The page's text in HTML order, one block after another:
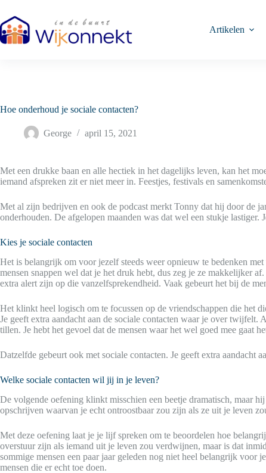
naar
de
inhoud
Artikelen
Hoe onderhoud je sociale contacten?
George april 15, 2021
Met een drukke baan en alle hectiek in het dagelijks leven, kan het
iemand afspreken zit er niet meer in. Feestjes, festivals en
Met al zijn bedrijven en ook de podcast merkt Tonny dat hij door de
onderhouden. De afgelopen maanden was dat wel een stukje lastiger.
Kies je sociale contacten
Het is belangrijk om voor jezelf steeds weer opnieuw te bedenken
mensen snappen wel dat je het druk hebt, dus zeg je ze makkelijker
extra alert zijn op die vanzelfsprekendheid. Vaak gebeurt het bij de
Het klinkt heel logisch om te focussen op de vriendschappen die het
Je geeft extra aandacht aan de sociale contacten waar je over
tillen. Je hebt het gevoel dat de mensen waar het wel goed mee gaat
Datzelfde gebeurt ook met sociale contacten. Je geeft extra
Welke sociale contacten wil jij in je leven?
De volgende oefening klinkt misschien een beetje dramatisch, maar
opschrijven waarvan je echt ontroostbaar zou zijn als ze uit je leven
Met deze oefening laat je je lijf spreken om te beoordelen hoe
overstuur zijn als iemand uit je leven zou verdwijnen, maar is dat
sommige mensen een paar jaar geleden nog niet heel belangrijk voor
mensen die er echt toe doen.